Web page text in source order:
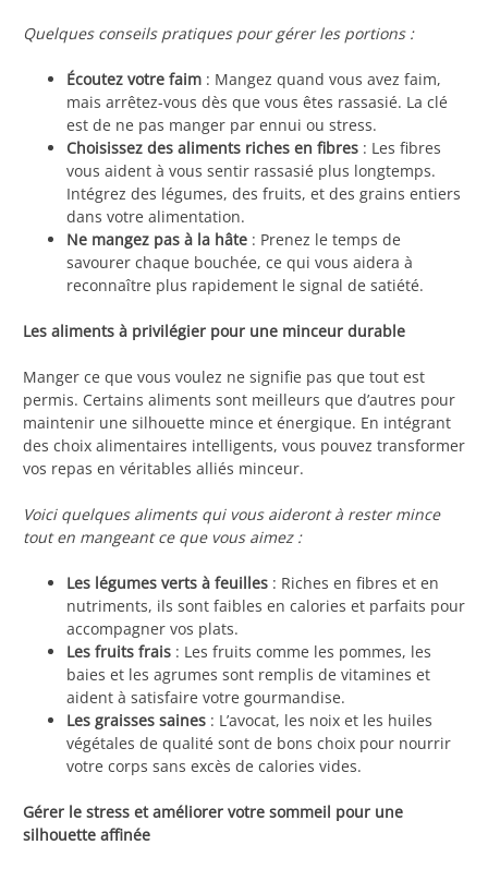
Quelques conseils pratiques pour gérer les portions :
Écoutez votre faim : Mangez quand vous avez faim,
mais arrêtez-vous dès que vous êtes rassasié. La clé
est de ne pas manger par ennui ou stress.
Choisissez des aliments riches en fibres : Les fibres
vous aident à vous sentir rassasié plus longtemps.
Intégrez des légumes, des fruits, et des grains entiers
dans votre alimentation.
Ne mangez pas à la hâte : Prenez le temps de
savourer chaque bouchée, ce qui vous aidera à
reconnaître plus rapidement le signal de satiété.
Les aliments à privilégier pour une minceur durable
Manger ce que vous voulez ne signifie pas que tout est
permis. Certains aliments sont meilleurs que d’autres pour
maintenir une silhouette mince et énergique. En intégrant
des choix alimentaires intelligents, vous pouvez transformer
vos repas en véritables alliés minceur.
Voici quelques aliments qui vous aideront à rester mince
tout en mangeant ce que vous aimez :
Les légumes verts à feuilles : Riches en fibres et en
nutriments, ils sont faibles en calories et parfaits pour
accompagner vos plats.
Les fruits frais : Les fruits comme les pommes, les
baies et les agrumes sont remplis de vitamines et
aident à satisfaire votre gourmandise.
Les graisses saines : L’avocat, les noix et les huiles
végétales de qualité sont de bons choix pour nourrir
votre corps sans excès de calories vides.
Gérer le stress et améliorer votre sommeil pour une
silhouette affinée